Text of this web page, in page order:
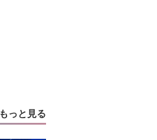
もっと見る